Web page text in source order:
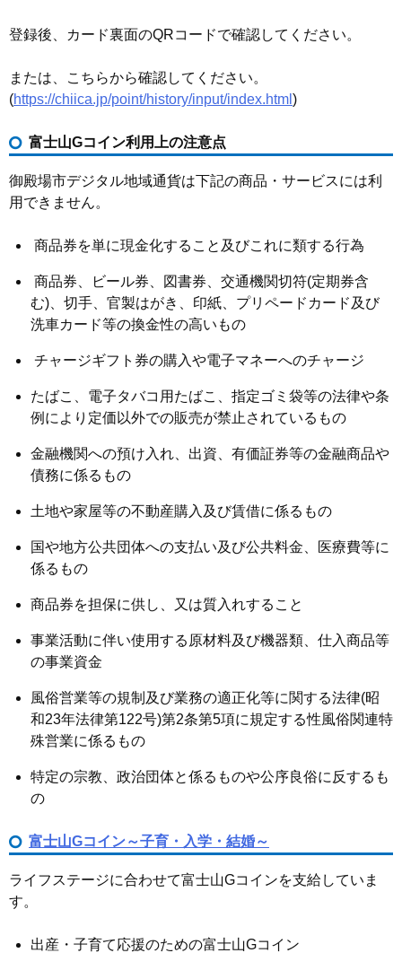
登録後、カード裏面のQRコードで確認してください。
または、こちらから確認してください。
(https://chiica.jp/point/history/input/index.html )
富士山Gコイン利用上の注意点
御殿場市デジタル地域通貨は下記の商品・サービスには利
用できません。
商品券を単に現金化すること及びこれに類する行為
商品券、ビール券、図書券、交通機関切符(定期券含
む)、切手、官製はがき、印紙、プリペードカード及び
洗車カード等の換金性の高いもの
チャージギフト券の購入や電子マネーへのチャージ
たばこ、電子タバコ用たばこ、指定ゴミ袋等の法律や条
例により定価以外での販売が禁止されているもの
金融機関への預け入れ、出資、有価証券等の金融商品や
債務に係るもの
土地や家屋等の不動産購入及び賃借に係るもの
国や地方公共団体への支払い及び公共料金、医療費等に
係るもの
商品券を担保に供し、又は質入れすること
事業活動に伴い使用する原材料及び機器類、仕入商品等
の事業資金
風俗営業等の規制及び業務の適正化等に関する法律(昭
和23年法律第122号)第2条第5項に規定する性風俗関連特
殊営業に係るもの
特定の宗教、政治団体と係るものや公序良俗に反するも
の
富士山Gコイン～子育・入学・結婚～
ライフステージに合わせて富士山Gコインを支給していま
す。
出産・子育て応援のための富士山Gコイン